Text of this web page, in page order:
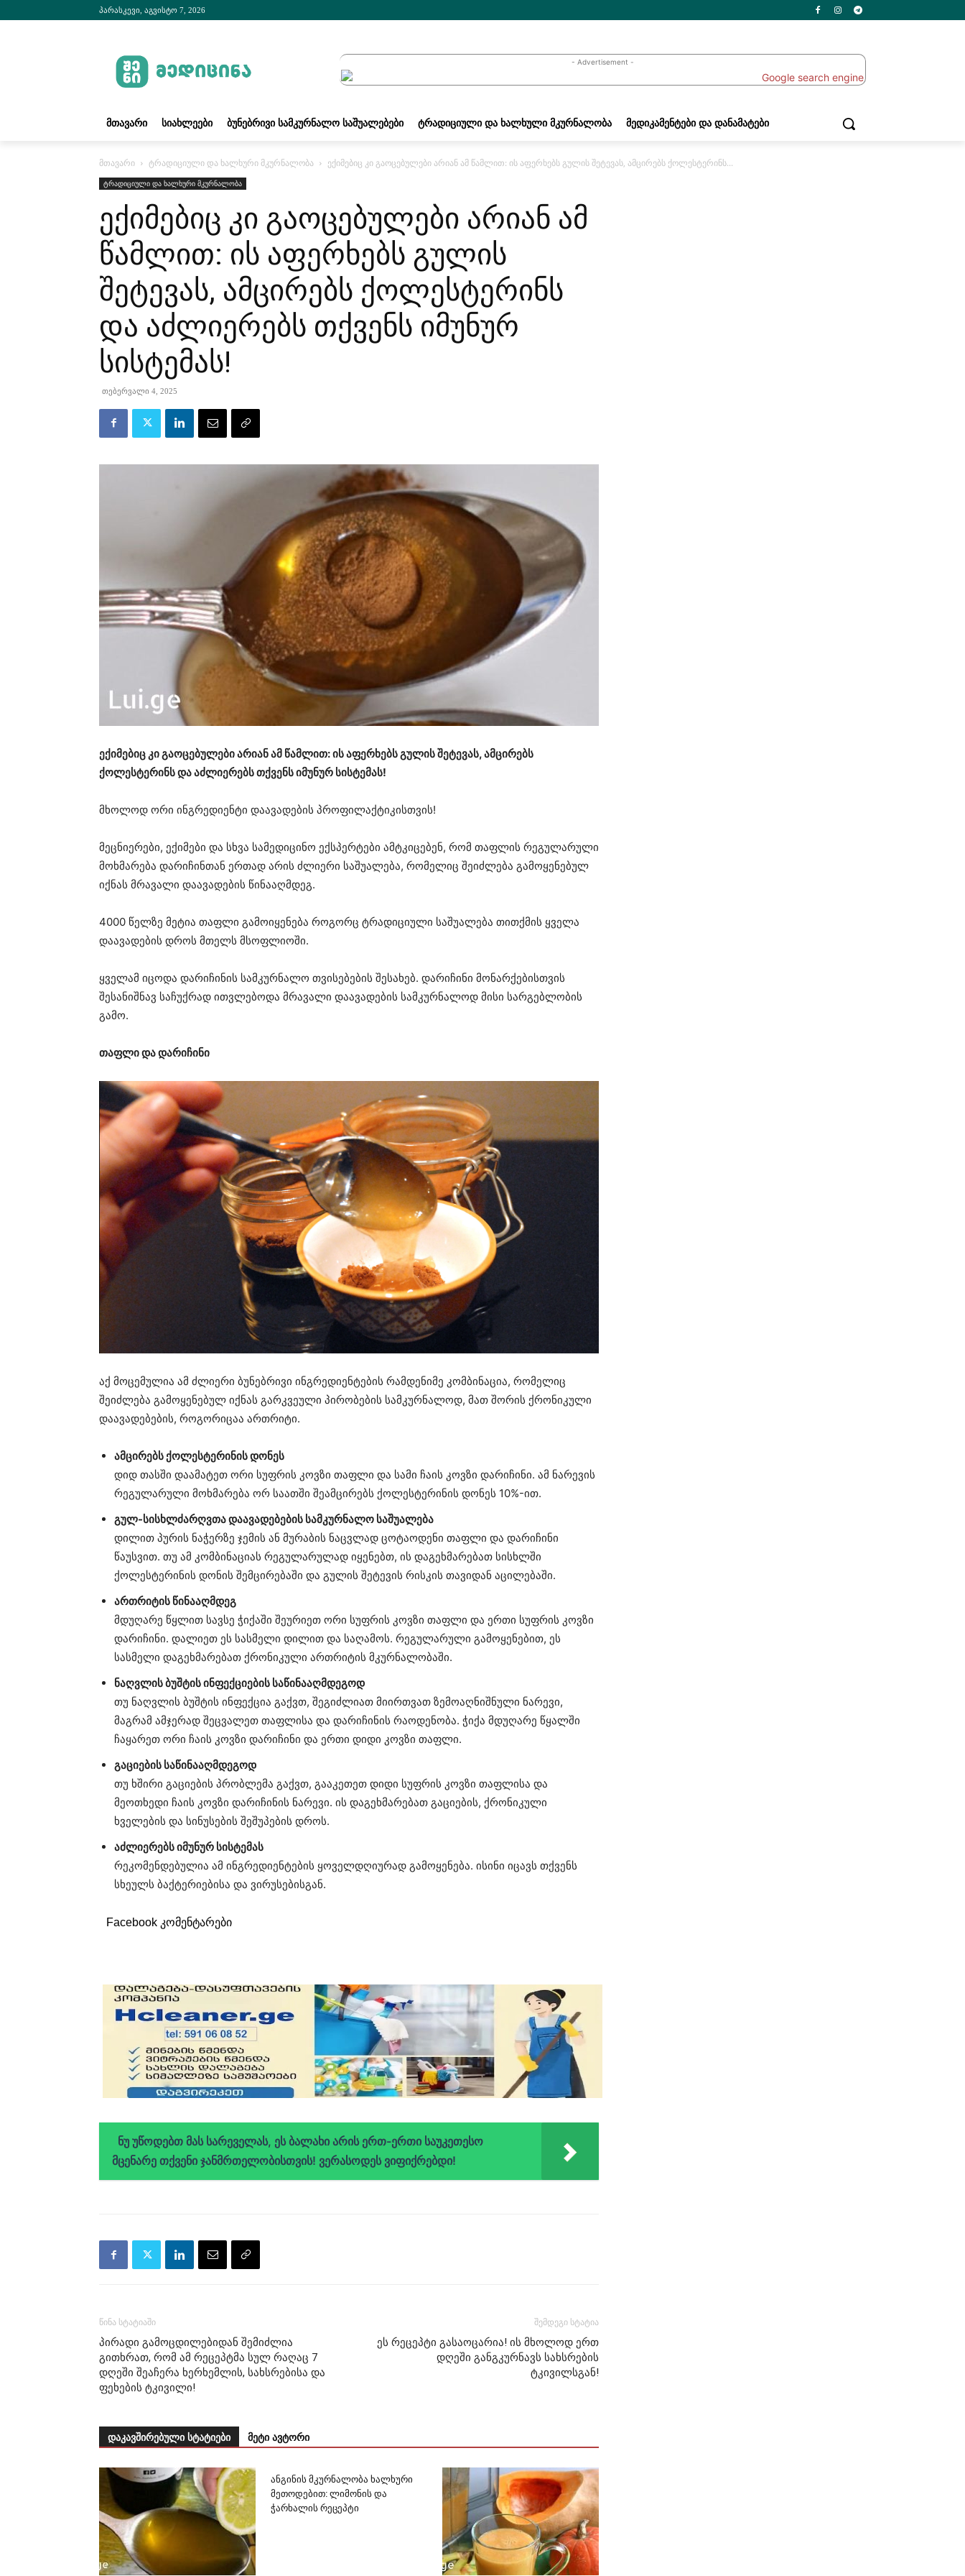
პარასკევი, აგვისტო 7, 2026
- Advertisement -
ᲛᲗᲐᲕᲐᲠᲘ ᲡᲘᲐᲮᲚᲔᲔᲑᲘ ᲑᲣᲜᲔᲑᲠᲘᲕᲘ ᲡᲐᲛᲙᲣᲠᲜᲐᲚᲝ ᲡᲐᲨᲣᲐᲚᲔᲑᲔᲑᲘ ᲢᲠᲐᲓᲘᲪᲘᲣᲚᲘ ᲓᲐ ᲮᲐᲚᲮᲣᲚᲘ ᲛᲙᲣᲠᲜᲐᲚᲝᲑᲐ ᲛᲔᲓᲘᲙᲐᲛᲔᲜᲢᲔᲑᲘ ᲓᲐ ᲓᲐᲜᲐᲛᲐᲢᲔᲑᲘ
მთავარი ტრადიციული და ხალხური მკურნალობა ექიმებიც კი გაოცებულები არიან ამ წამლით: ის აფერხებს გულის შეტევას, ამცირებს ქოლესტერინს...
ტრადიციული და ხალხური მკურნალობა
ექიმებიც კი გაოცებულები არიან ამ
წამლით: ის აფერხებს გულის
შეტევას, ამცირებს ქოლესტერინს
და აძლიერებს თქვენს იმუნურ
სისტემას!
თებერვალი 4, 2025
ექიმებიც კი გაოცებულები არიან ამ წამლით: ის აფერხებს გულის შეტევას, ამცირებს
ქოლესტერინს და აძლიერებს თქვენს იმუნურ სისტემას!
მხოლოდ ორი ინგრედიენტი დაავადების პროფილაქტიკისთვის!
მეცნიერები, ექიმები და სხვა სამედიცინო ექსპერტები ამტკიცებენ, რომ თაფლის რეგულარული
მოხმარება დარიჩინთან ერთად არის ძლიერი საშუალება, რომელიც შეიძლება გამოყენებულ
იქნას მრავალი დაავადების წინააღმდეგ.
4000 წელზე მეტია თაფლი გამოიყენება როგორც ტრადიციული საშუალება თითქმის ყველა
დაავადების დროს მთელს მსოფლიოში.
ყველამ იცოდა დარიჩინის სამკურნალო თვისებების შესახებ. დარიჩინი მონარქებისთვის
შესანიშნავ საჩუქრად ითვლებოდა მრავალი დაავადების სამკურნალოდ მისი სარგებლობის
გამო.
თაფლი და დარიჩინი
აქ მოცემულია ამ ძლიერი ბუნებრივი ინგრედიენტების რამდენიმე კომბინაცია, რომელიც
შეიძლება გამოყენებულ იქნას გარკვეული პირობების სამკურნალოდ, მათ შორის ქრონიკული
დაავადებების, როგორიცაა ართრიტი.
ამცირებს ქოლესტერინის დონეს
დიდ თასში დაამატეთ ორი სუფრის კოვზი თაფლი და სამი ჩაის კოვზი დარიჩინი. ამ ნარევის
რეგულარული მოხმარება ორ საათში შეამცირებს ქოლესტერინის დონეს 10%-ით.
გულ-სისხლძარღვთა დაავადებების სამკურნალო საშუალება
დილით პურის ნაჭერზე ჯემის ან მურაბის ნაცვლად ცოტაოდენი თაფლი და დარიჩინი
წაუსვით. თუ ამ კომბინაციას რეგულარულად იყენებთ, ის დაგეხმარებათ სისხლში
ქოლესტერინის დონის შემცირებაში და გულის შეტევის რისკის თავიდან აცილებაში.
ართრიტის წინააღმდეგ
მდუღარე წყლით სავსე ჭიქაში შეურიეთ ორი სუფრის კოვზი თაფლი და ერთი სუფრის კოვზი
დარიჩინი. დალიეთ ეს სასმელი დილით და საღამოს. რეგულარული გამოყენებით, ეს
სასმელი დაგეხმარებათ ქრონიკული ართრიტის მკურნალობაში.
ნაღვლის ბუშტის ინფექციების საწინააღმდეგოდ
თუ ნაღვლის ბუშტის ინფექცია გაქვთ, შეგიძლიათ მიირთვათ ზემოაღნიშნული ნარევი,
მაგრამ ამჯერად შეცვალეთ თაფლისა და დარიჩინის რაოდენობა. ჭიქა მდუღარე წყალში
ჩაყარეთ ორი ჩაის კოვზი დარიჩინი და ერთი დიდი კოვზი თაფლი.
გაციების საწინააღმდეგოდ
თუ ხშირი გაციების პრობლემა გაქვთ, გააკეთეთ დიდი სუფრის კოვზი თაფლისა და
მეოთხედი ჩაის კოვზი დარიჩინის ნარევი. ის დაგეხმარებათ გაციების, ქრონიკული
ხველების და სინუსების შეშუპების დროს.
აძლიერებს იმუნურ სისტემას
რეკომენდებულია ამ ინგრედიენტების ყოველდღიურად გამოყენება. ისინი იცავს თქვენს
სხეულს ბაქტერიებისა და ვირუსებისგან.
Facebook კომენტარები
ნუ უწოდებთ მას სარეველას, ეს ბალახი არის ერთ-ერთი საუკეთესო
მცენარე თქვენი ჯანმრთელობისთვის! ვერასოდეს ვიფიქრებდი!
წინა სტატიაში
პირადი გამოცდილებიდან შემიძლია
გითხრათ, რომ ამ რეცეპტმა სულ რაღაც 7
დღეში შეაჩერა ხერხემლის, სახსრებისა და
ფეხების ტკივილი!
შემდეგი სტატია
ეს რეცეპტი გასაოცარია! ის მხოლოდ ერთ
დღეში განგკურნავს სახსრების
ტკივილსგან!
დაკავშირებული სტატიები მეტი ავტორი
ანგინის მკურნალობა ხალხური
მეთოდებით: ლიმონის და
ჭარხალის რეცეპტი